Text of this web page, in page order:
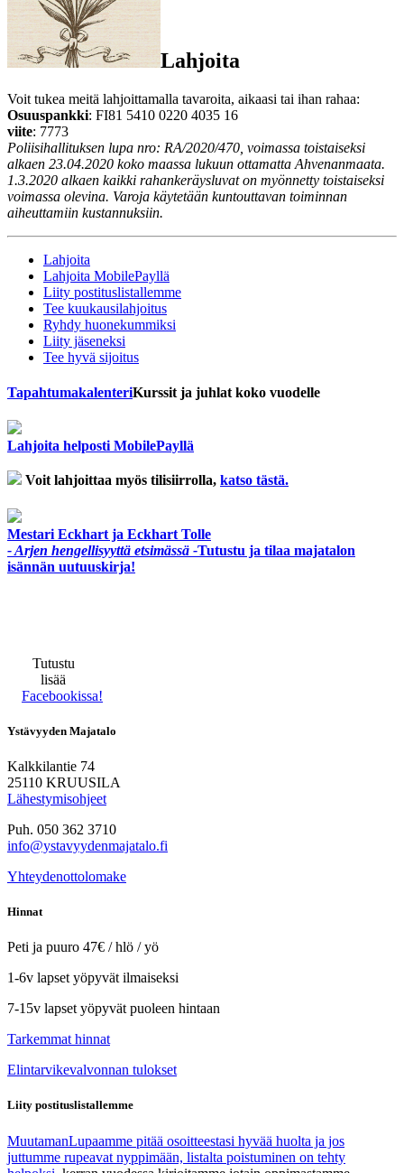
Lahjoita
Voit tukea meitä lahjoittamalla tavaroita, aikaasi tai ihan rahaa:
Osuuspankki: FI81 5410 0220 4035 16
viite: 7773
Poliisihallituksen lupa nro: RA/2020/470, voimassa toistaiseksi
alkaen 23.04.2020 koko maassa lukuun ottamatta Ahvenanmaata.
1.3.2020 alkaen kaikki rahankeräysluvat on myönnetty toistaiseksi
voimassa olevina. Varoja käytetään kuntouttavan toiminnan
aiheuttamiin kustannuksiin.
Lahjoita
Lahjoita MobilePayllä
Liity postituslistallemme
Tee kuukausilahjoitus
Ryhdy huonekummiksi
Liity jäseneksi
Tee hyvä sijoitus
Tapahtuma­kalenteriKurssit ja juhlat koko vuodelle
Lahjoita helposti MobilePayllä
Voit lahjoittaa myös tilisiirrolla, katso tästä.
Mestari Eckhart ja Eckhart Tolle
- Arjen hengellisyyttä etsimässä -Tutustu ja tilaa majatalon
isännän uutuuskirja!
Tutustu
lisää
Facebookissa!
Ystävyyden Majatalo
Kalkkilantie 74
25110 KRUUSILA
Lähestymisohjeet
Puh. 050 362 3710
info@ystavyydenmajatalo.fi
Yhteydenottolomake
Hinnat
Peti ja puuro 47€ / hlö / yö
1-6v lapset yöpyvät ilmaiseksi
7-15v lapset yöpyvät puoleen hintaan
Tarkemmat hinnat
Elintarvikevalvonnan tulokset
Liity postituslistallemme
MuutamanLupaamme pitää osoitteestasi hyvää huolta ja jos
juttumme rupeavat nyppimään, listalta poistuminen on tehty